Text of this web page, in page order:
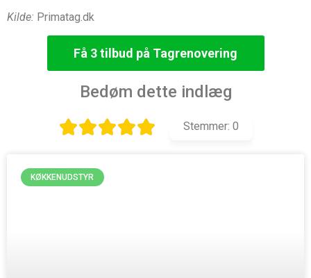
Kilde: Primatag.dk
Få 3 tilbud på Tagrenovering
Bedøm dette indlæg
Stemmer: 0
KØKKENUDSTYR